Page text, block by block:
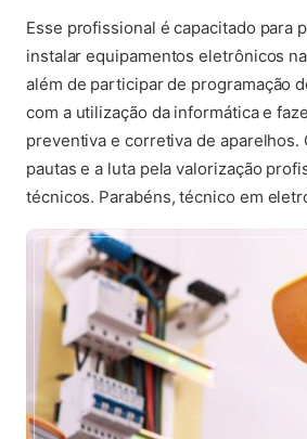
Esse profissional é capacitado para
instalar equipamentos eletrônicos
além de participar de programação
com a utilização da informática e
preventiva e corretiva de aparelhos.
pautas e a luta pela valorização
técnicos. Parabéns, técnico em